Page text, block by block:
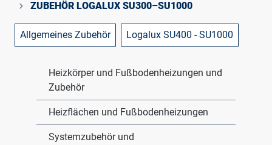
ZUBEHÖR LOGALUX SU300–SU1000
Allgemeines Zubehör Logalux SU400 - SU1000
Heizkörper und Fußbodenheizungen und
Zubehör
Heizflächen und Fußbodenheizungen
Systemzubehör und